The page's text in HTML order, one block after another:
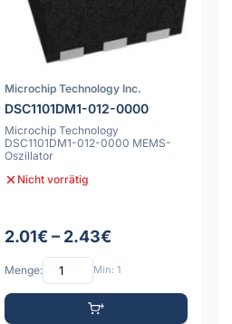
Microchip Technology Inc.
DSC1101DM1-012-0000
Microchip Technology
DSC1101DM1-012-0000 MEMS-
Oszillator
Nicht vorrätig
2.01€ – 2.43€
Menge: Min: 1